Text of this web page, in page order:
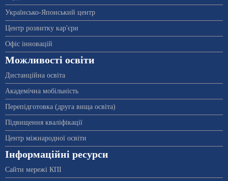
Українсько-Японський центр
Центр розвитку кар'єри
Офіс інновацій
Можливості освіти
Дистанційна освіта
Академічна мобільність
Перепідготовка (друга вища освіта)
Підвищення кваліфікації
Центр міжнародної освіти
Інформаційні ресурси
Сайти мережі КПІ